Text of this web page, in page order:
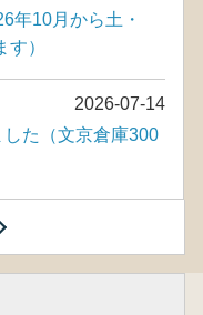
年10月から土・
）
2026-07-14
た（文京倉庫300